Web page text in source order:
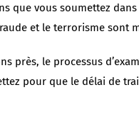
que vous soumettez
et le terrorisme sont
près, le processus
pour que le délai de